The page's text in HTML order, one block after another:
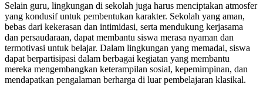
Selain guru, lingkungan di sekolah juga harus menciptakan atmosfer
yang kondusif untuk pembentukan karakter. Sekolah yang aman,
bebas dari kekerasan dan intimidasi, serta mendukung kerjasama
dan persaudaraan, dapat membantu siswa merasa nyaman dan
termotivasi untuk belajar. Dalam lingkungan yang memadai, siswa
dapat berpartisipasi dalam berbagai kegiatan yang membantu
mereka mengembangkan keterampilan sosial, kepemimpinan, dan
mendapatkan pengalaman berharga di luar pembelajaran klasikal.